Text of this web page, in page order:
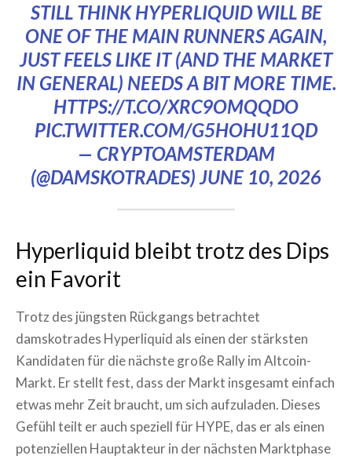
STILL THINK HYPERLIQUID WILL BE
ONE OF THE MAIN RUNNERS AGAIN,
JUST FEELS LIKE IT (AND THE MARKET
IN GENERAL) NEEDS A BIT MORE TIME.
HTTPS://T.CO/XRC9OMQQDO
PIC.TWITTER.COM/G5HOHU11QD
— CRYPTOAMSTERDAM
(@DAMSKOTRADES)JUNE 10, 2026
Hyperliquid bleibt trotz des Dips
ein Favorit
Trotz des jüngsten Rückgangs betrachtet
damskotrades Hyperliquid als einen der stärksten
Kandidaten für die nächste große Rally im Altcoin-
Markt. Er stellt fest, dass der Markt insgesamt einfach
etwas mehr Zeit braucht, um sich aufzuladen. Dieses
Gefühl teilt er auch speziell für HYPE, das er als einen
potenziellen Hauptakteur in der nächsten Marktphase